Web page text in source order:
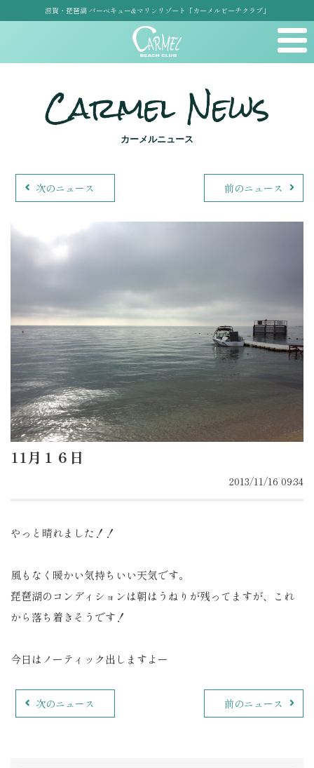
滋賀・琵琶湖 バーベキュー&マリンリゾート「カーメルビーチクラブ」
Carmel News
カーメルニュース
次のニュース 前のニュース
11月１６日
2013/11/16 09:34
やっと晴れました！！
風もなく暖かい気持ちいい天気です。
琵琶湖のコンディションは朝はうねりが残ってますが、これ
から落ち着きそうです！
今日はノーティック出しますよー
次のニュース 前のニュース